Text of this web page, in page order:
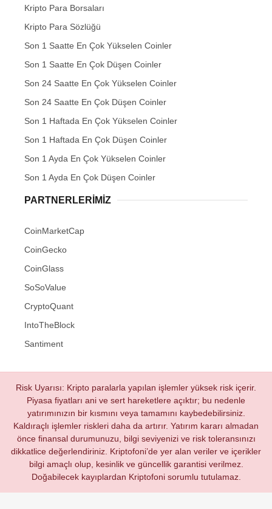
Kripto Para Borsaları
Kripto Para Sözlüğü
Son 1 Saatte En Çok Yükselen Coinler
Son 1 Saatte En Çok Düşen Coinler
Son 24 Saatte En Çok Yükselen Coinler
Son 24 Saatte En Çok Düşen Coinler
Son 1 Haftada En Çok Yükselen Coinler
Son 1 Haftada En Çok Düşen Coinler
Son 1 Ayda En Çok Yükselen Coinler
Son 1 Ayda En Çok Düşen Coinler
PARTNERLERIMIZ
CoinMarketCap
CoinGecko
CoinGlass
SoSoValue
CryptoQuant
IntoTheBlock
Santiment
Risk Uyarısı: Kripto paralarla yapılan işlemler yüksek risk içerir.
Piyasa fiyatları ani ve sert hareketlere açıktır; bu nedenle
yatırımınızın bir kısmını veya tamamını kaybedebilirsiniz.
Kaldıraçlı işlemler riskleri daha da artırır. Yatırım kararı almadan
önce finansal durumunuzu, bilgi seviyenizi ve risk toleransınızı
dikkatlice değerlendiriniz. Kriptofoni’de yer alan veriler ve içerikler
bilgi amaçlı olup, kesinlik ve güncellik garantisi verilmez.
Doğabilecek kayıplardan Kriptofoni sorumlu tutulamaz.